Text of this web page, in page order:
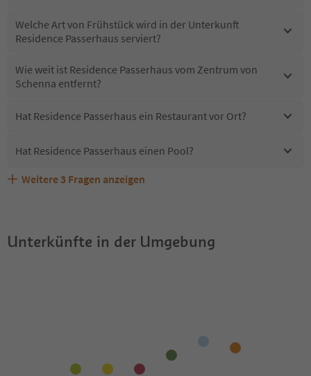
Welche Art von Frühstück wird in der Unterkunft
Residence Passerhaus serviert?
Wie weit ist Residence Passerhaus vom Zentrum von
Schenna entfernt?
Hat Residence Passerhaus ein Restaurant vor Ort?
Hat Residence Passerhaus einen Pool?
Sind Haustiere in der Unterkunft Residence Passerhaus
Welche Services bietet Residence Passerhaus?
Erhalten die Gäste von Residence Passerhaus einen
Weitere 3 Fragen anzeigen
Unterkünfte in der Umgebung